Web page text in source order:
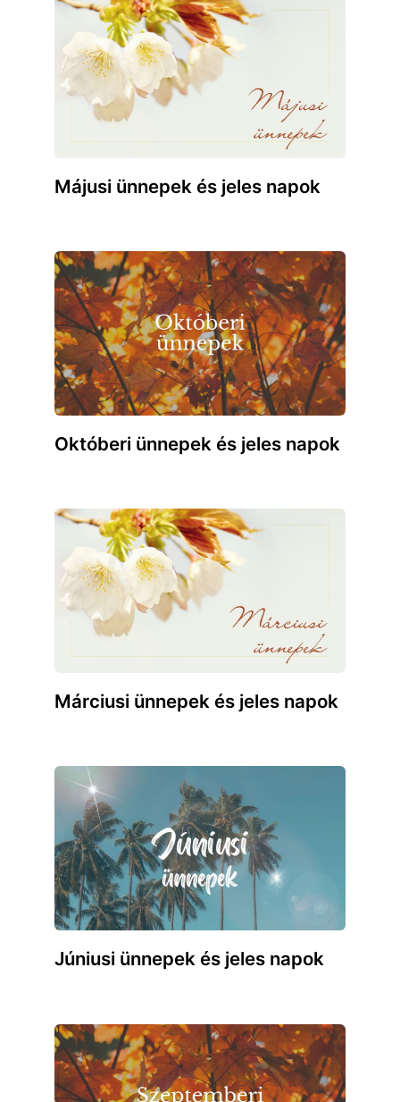
Májusi ünnepek és jeles napok
Októberi ünnepek és jeles napok
Márciusi ünnepek és jeles napok
Júniusi ünnepek és jeles napok